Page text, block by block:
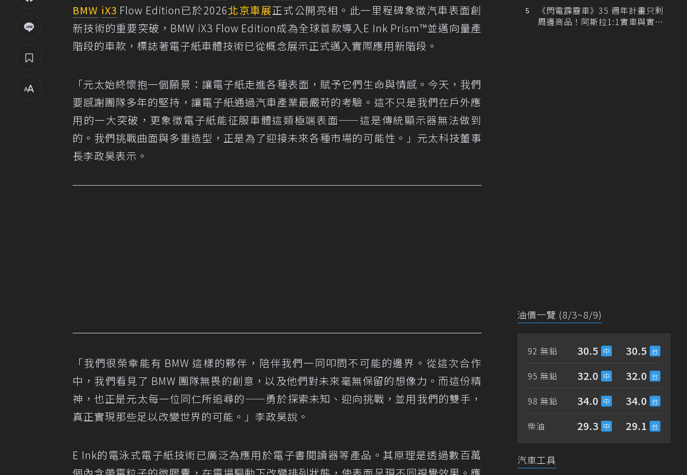
BMW iX3 Flow Edition已於2026北京車展正式公開亮相。此一里程碑象徵汽車表面創
新技術的重要突破，BMW iX3 Flow Edition成為全球首款導入E Ink Prism™並邁向量產
階段的車款，標誌著電子紙車體技術已從概念展示正式邁入實際應用新階段。
「元太始終懷抱一個願景：讓電子紙走進各種表面，賦予它們生命與情感。今天，我們
要感謝團隊多年的堅持，讓電子紙通過汽車產業最嚴苛的考驗。這不只是我們在戶外應
用的一大突破，更象徵電子紙能征服車體這類極端表面——這是傳統顯示器無法做到
的。我們挑戰曲面與多重造型，正是為了迎接未來各種市場的可能性。」元太科技董事
長李政昊表示。
「我們很榮幸能有 BMW 這樣的夥伴，陪伴我們一同叩問不可能的邊界。從這次合作
中，我們看見了 BMW 團隊無畏的創意，以及他們對未來毫無保留的想像力。而這份精
神，也正是元太每一位同仁所追尋的——勇於探索未知、迎向挑戰，並用我們的雙手，
真正實現那些足以改變世界的可能。」李政昊說。
E Ink的電泳式電子紙技術已廣泛為應用於電子書閱讀器等產品。其原理是透過數百萬
《閃電霹靂車》35 週年計畫只剩
周邊商品！阿斯拉1:1實車與實體
油價一覽 (8/3~8/9)
92 無鉛 30.5 30.5
95 無鉛 32.0 32.0
98 無鉛 34.0 34.0
柴油 29.3 29.1
汽車工具